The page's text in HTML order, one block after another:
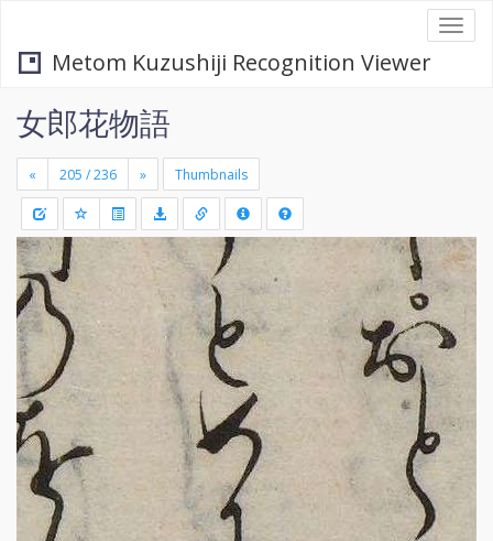
Metom Kuzushiji Recognition Viewer
女郎花物語
« » Thumbnails
+
-
Draw
a